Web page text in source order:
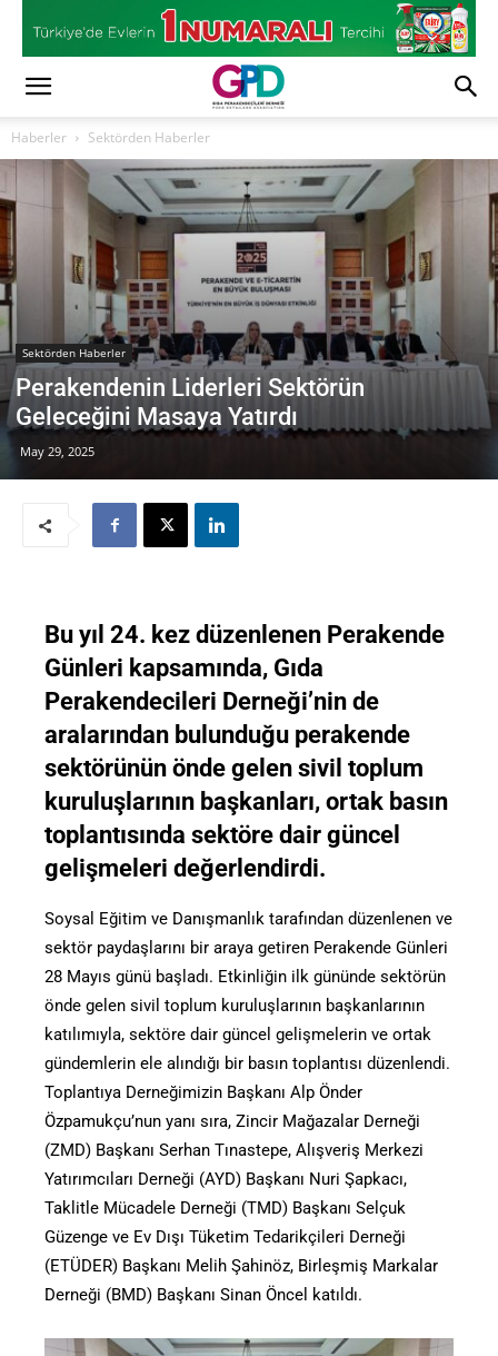
Haberler Sektörden Haberler
Sektörden Haberler
Perakendenin Liderleri Sektörün
Geleceğini Masaya Yatırdı
May 29, 2025
Bu yıl 24. kez düzenlenen Perakende
Günleri kapsamında, Gıda
Perakendecileri Derneği’nin de
aralarından bulunduğu perakende
sektörünün önde gelen sivil toplum
kuruluşlarının başkanları, ortak basın
toplantısında sektöre dair güncel
gelişmeleri değerlendirdi.
Soysal Eğitim ve Danışmanlık tarafından düzenlenen ve
sektör paydaşlarını bir araya getiren Perakende Günleri
28 Mayıs günü başladı. Etkinliğin ilk gününde sektörün
önde gelen sivil toplum kuruluşlarının başkanlarının
katılımıyla, sektöre dair güncel gelişmelerin ve ortak
gündemlerin ele alındığı bir basın toplantısı düzenlendi.
Toplantıya Derneğimizin Başkanı Alp Önder
Özpamukçu’nun yanı sıra, Zincir Mağazalar Derneği
(ZMD) Başkanı Serhan Tınastepe, Alışveriş Merkezi
Yatırımcıları Derneği (AYD) Başkanı Nuri Şapkacı,
Taklitle Mücadele Derneği (TMD) Başkanı Selçuk
Güzenge ve Ev Dışı Tüketim Tedarikçileri Derneği
(ETÜDER) Başkanı Melih Şahinöz, Birleşmiş Markalar
Derneği (BMD) Başkanı Sinan Öncel katıldı.